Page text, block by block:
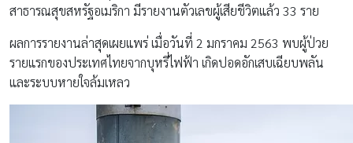
สาธารณสุขสหรัฐอเมริกา มีรายงานตัวเลขผู้เสียชีวิตแล้ว 33 ราย
ผลการรายงานล่าสุดเผยแพร่ เมื่อวันที่ 2 มกราคม 2563 พบผู้ป่วย
รายแรกของประเทศไทยจากบุหรี่ไฟฟ้า เกิดปอดอักเสบเฉียบพลัน
และระบบหายใจล้มเหลว